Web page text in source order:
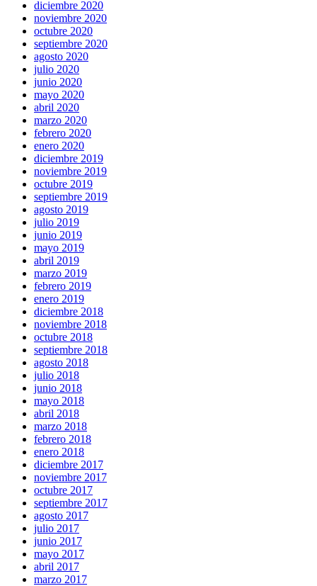
diciembre 2020
noviembre 2020
octubre 2020
septiembre 2020
agosto 2020
julio 2020
junio 2020
mayo 2020
abril 2020
marzo 2020
febrero 2020
enero 2020
diciembre 2019
noviembre 2019
octubre 2019
septiembre 2019
agosto 2019
julio 2019
junio 2019
mayo 2019
abril 2019
marzo 2019
febrero 2019
enero 2019
diciembre 2018
noviembre 2018
octubre 2018
septiembre 2018
agosto 2018
julio 2018
junio 2018
mayo 2018
abril 2018
marzo 2018
febrero 2018
enero 2018
diciembre 2017
noviembre 2017
octubre 2017
septiembre 2017
agosto 2017
julio 2017
junio 2017
mayo 2017
abril 2017
marzo 2017